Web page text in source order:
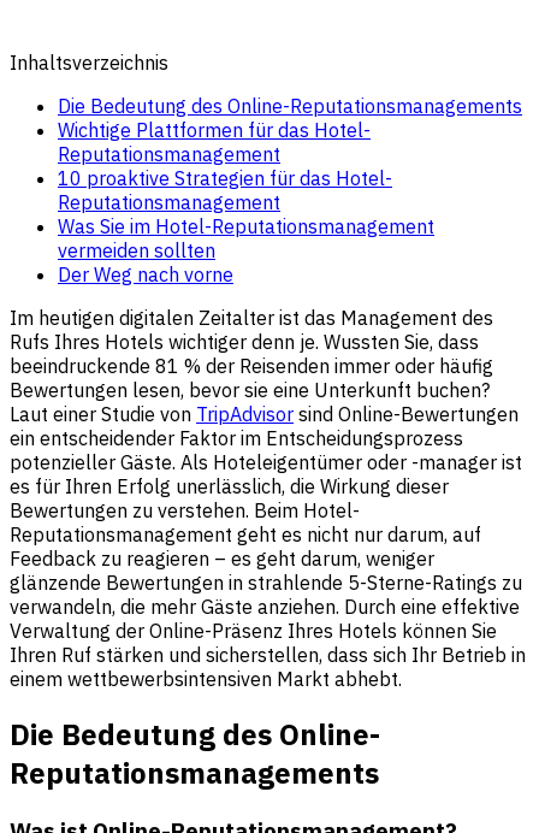
Inhaltsverzeichnis
Die Bedeutung des Online-Reputationsmanagements
Wichtige Plattformen für das Hotel-
Reputationsmanagement
10 proaktive Strategien für das Hotel-
Reputationsmanagement
Was Sie im Hotel-Reputationsmanagement
vermeiden sollten
Der Weg nach vorne
Im heutigen digitalen Zeitalter ist das Management des
Rufs Ihres Hotels wichtiger denn je. Wussten Sie, dass
beeindruckende 81 % der Reisenden immer oder häufig
Bewertungen lesen, bevor sie eine Unterkunft buchen?
Laut einer Studie von TripAdvisor sind Online-Bewertungen
ein entscheidender Faktor im Entscheidungsprozess
potenzieller Gäste. Als Hoteleigentümer oder -manager ist
es für Ihren Erfolg unerlässlich, die Wirkung dieser
Bewertungen zu verstehen. Beim Hotel-
Reputationsmanagement geht es nicht nur darum, auf
Feedback zu reagieren – es geht darum, weniger
glänzende Bewertungen in strahlende 5-Sterne-Ratings zu
verwandeln, die mehr Gäste anziehen. Durch eine effektive
Verwaltung der Online-Präsenz Ihres Hotels können Sie
Ihren Ruf stärken und sicherstellen, dass sich Ihr Betrieb in
einem wettbewerbsintensiven Markt abhebt.
Die Bedeutung des Online-
Reputationsmanagements